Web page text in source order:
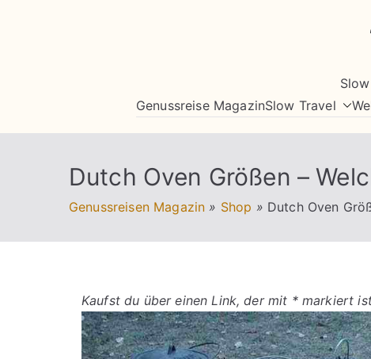
Genussreise MagazinSlow Travel
Dutch Oven Größen –
Genussreisen Magazin » Shop » Dutch Oven
Kaufst du über einen Link, der mit * markiert